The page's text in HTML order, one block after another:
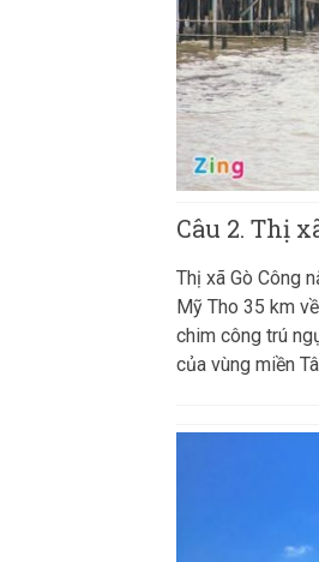
Câu 2. Thị
Thị xã Gò Công
Mỹ Tho 35 km
chim công trú
của vùng miền